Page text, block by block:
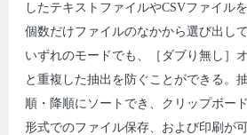
したテキストファイルやCSVファイル
個数だけファイルのなかから選び出し
いずれのモードでも、［ダブり無し］
と重複した抽出を防ぐことができる。
順・降順にソートでき、クリップボー
形式でのファイル保存、および印刷が可